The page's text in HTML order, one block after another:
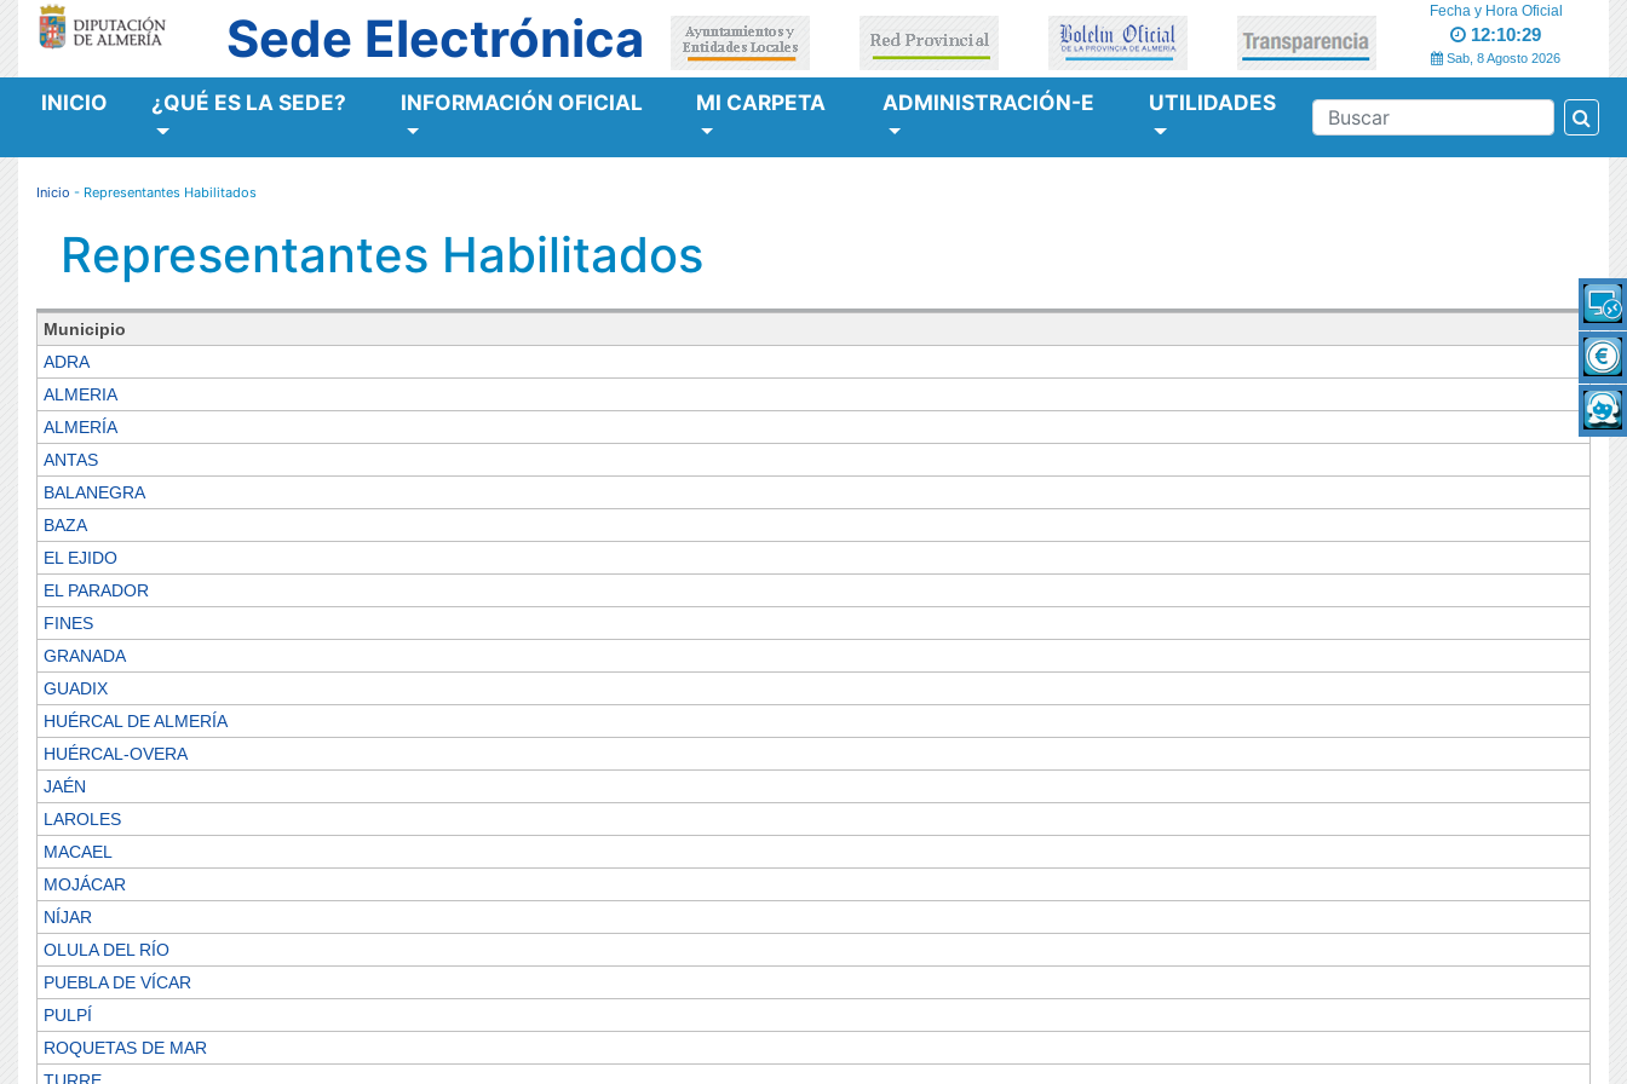
Sede Electrónica Fecha y Hora Oficial
12:10:29
Sab, 8 Agosto 2026
MENÚ RESPONSIVE
INICIO ¿QUÉ ES LA SEDE? INFORMACIÓN OFICIAL MI CARPETA ADMINISTRACIÓN-E UTILIDADES
BUSCAR
Inicio - Representantes Habilitados
Representantes Habilitados
Municipio
ADRA
ALMERIA
ALMERÍA
ANTAS
BALANEGRA
BAZA
EL EJIDO
EL PARADOR
FINES
GRANADA
GUADIX
HUÉRCAL DE ALMERÍA
HUÉRCAL-OVERA
JAÉN
LAROLES
MACAEL
MOJÁCAR
NÍJAR
OLULA DEL RÍO
PUEBLA DE VÍCAR
PULPÍ
ROQUETAS DE MAR